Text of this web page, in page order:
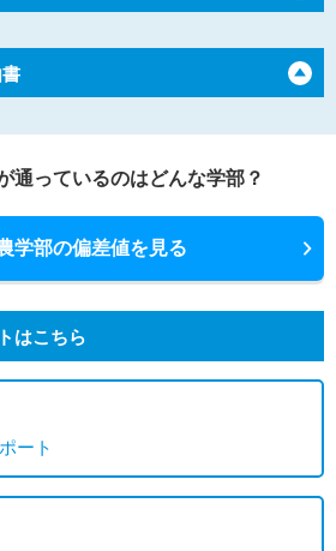
通っているのはどんな学部？
学部の偏差値を見る
はこちら
ート